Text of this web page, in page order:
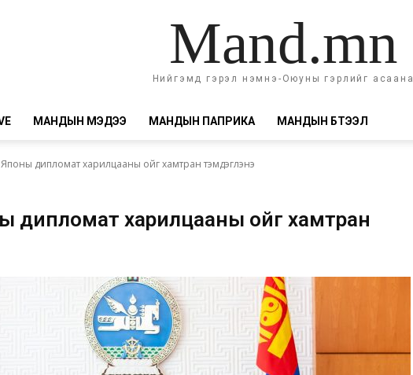
Mand.mn
Нийгэмд гэрэл нэмнэ-Оюуны гэрлийг асаана
МАНДЫН МЭДЭЭ МАНДЫН ПАПРИКА МАНДЫН БҮТЭЭЛ
дипломат харилцааны ойг хамтран тэмдэглэнэ
дипломат харилцааны ойг хамтран